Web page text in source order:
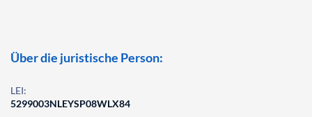
Über die juristische Person:
LEI:
5299003NLEYSP08WLX84